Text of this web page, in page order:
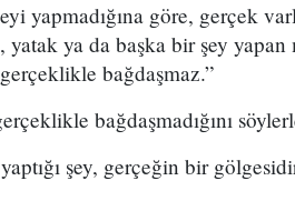
yapmadığına göre, gerçek
ya da başka bir şey
bağdaşmaz.”
bağdaşmadığını
şey, gerçeğin bir